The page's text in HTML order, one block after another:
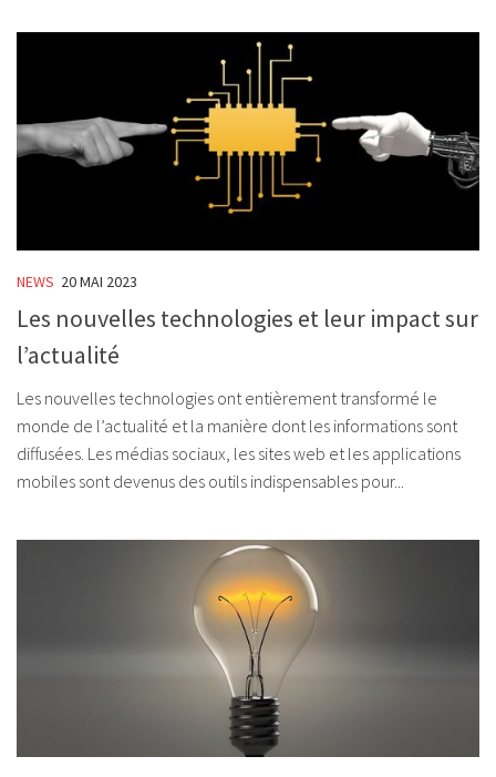
NEWS 20 MAI 2023
Les nouvelles technologies et leur impact sur
l’actualité
Les nouvelles technologies ont entièrement transformé le
monde de l’actualité et la manière dont les informations sont
diffusées. Les médias sociaux, les sites web et les applications
mobiles sont devenus des outils indispensables pour...